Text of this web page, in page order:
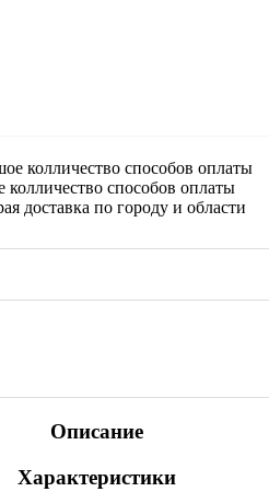
колличество способов оплаты
Описание
Характеристики